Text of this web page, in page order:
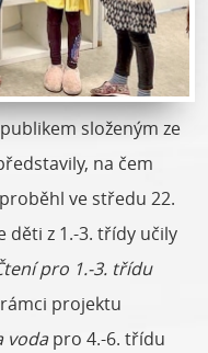
složeným ze
na čem
ve středu 22.
děti z 1.-3. třídy učily
pro 1.-3. třídu
projektu
vodapro 4.-6. třídu